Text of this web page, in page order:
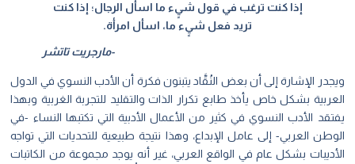
إذا كنت ترغب في قول شيٍء ما اسأل الرجال؛ إذا كنت
تريد فعل شيٍء ما، اسأل امرأة.
-مارجريت تاتشر
ويجدر الإشارة إلى أن بعض النُقَّاد يتبنون فكرة أن الأدب النسوي في الدول
العربية بشكل خاص يأخذ طابع تكرار الذات والتقليد للتجربة الغربية وبهذا
يفتقد الأدب النسوي في كثير من الأعمال الأدبية التي تكتبها النساء -في
الوطن العربي- إلى عامل الإبداع، وهذا نتيجة طبيعية للتحديات التي تواجه
الأديبات بشكل عام في الواقع العربي، غير أنه يوجد مجموعة من الكاتبات